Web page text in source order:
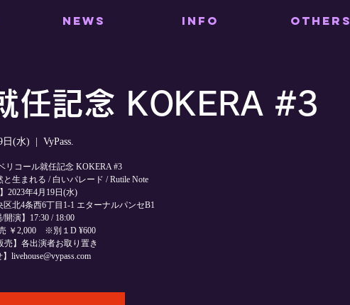
NEWS INFO OTHERS
任記念 KOKERA #3
日(水) VyPass.
リコール就任記念 KOKERA #3
と生まれる / 白いパレード / Rutile Note
】2023年4月19日(水)
区北4条西6丁目1-1 エターナルパンセB1
/開演】17:30 / 18:00
売 ￥2,000 ※別１D ¥600
売】各出演者お取り置き
】livehouse@vypass.com